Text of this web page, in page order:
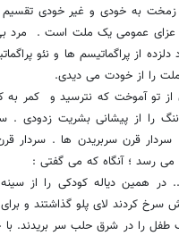
به خودی و غیر خودی تقسیم
عزای عمومی یک ملت است . مرد
دلزده از پراگماتیسم ها و نئو
را از خودت می دیدی.
از تو آموخت که نترسید و کمر
را از پیشانی بشریت زدودی .
سردار قرن سربریدن ها . سردار
رسد ؛ آنگاه که می گفتی :‌
همین دیاله کودکی را از
سرخ کردند لای پلو گذاشتند و
را در شرق حلب سر بریدند. با